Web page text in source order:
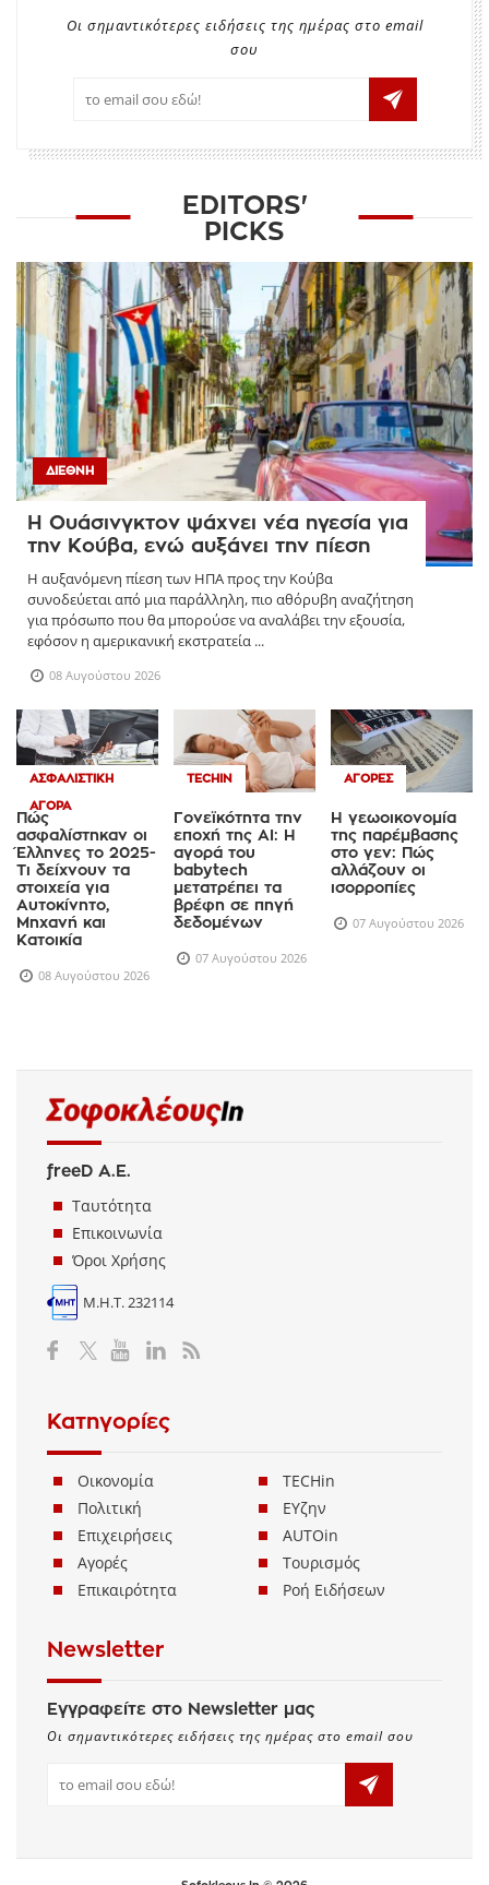
Οι σημαντικότερες ειδήσεις της ημέρας στο email
σου
EDITORS'
PICKS
ΔΙΕΘΝΉ
Η Ουάσινγκτον ψάχνει νέα ηγεσία για
την Κούβα, ενώ αυξάνει την πίεση
Η αυξανόμενη πίεση των ΗΠΑ προς την Κούβα
συνοδεύεται από μια παράλληλη, πιο αθόρυβη αναζήτηση
για πρόσωπο που θα μπορούσε να αναλάβει την εξουσία,
εφόσον η αμερικανική εκστρατεία ...
08 Αυγούστου 2026
ΑΣΦΑΛΙΣΤΙΚΉ
ΑΓΟΡΆ
Πώς
ασφαλίστηκαν οι
Έλληνες το 2025-
Τι δείχνουν τα
στοιχεία για
Αυτοκίνητο,
Μηχανή και
Κατοικία
08 Αυγούστου 2026
TECHIN
Γονεϊκότητα την
εποχή της AI: Η
αγορά του
babytech
μετατρέπει τα
βρέφη σε πηγή
δεδομένων
07 Αυγούστου 2026
ΑΓΟΡΈΣ
Η γεωοικονομία
της παρέμβασης
στο γεν: Πώς
αλλάζουν οι
ισορροπίες
07 Αυγούστου 2026
freeD Α.Ε.
Ταυτότητα
Επικοινωνία
Όροι Χρήσης
Μ.Η.Τ. 232114
Κατηγορίες
Οικονομία
Πολιτική
Επιχειρήσεις
Αγορές
Επικαιρότητα
TECHin
ΕΥζην
AUTOin
Τουρισμός
Ροή Ειδήσεων
Newsletter
Εγγραφείτε στο Newsletter μας
Οι σημαντικότερες ειδήσεις της ημέρας στο email σου